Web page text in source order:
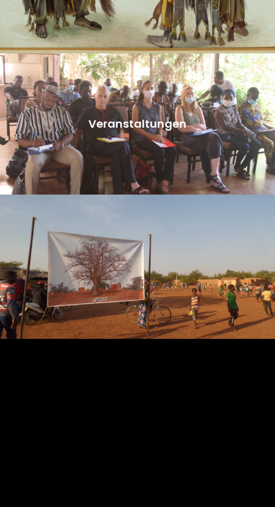
Veranstaltungen